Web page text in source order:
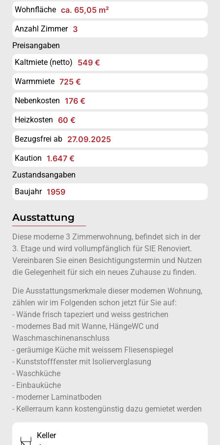
Wohnfläche ca. 65,05 m²
Anzahl Zimmer 3
Preisangaben
Kaltmiete (netto)
549 €
Warmmiete 725 €
Nebenkosten 176 €
Heizkosten 60 €
Bezugsfrei ab 27.09.2025
Kaution 1.647 €
Zustandsangaben
Baujahr 1959
Ausstattung
Diese moderne 3 Zimmerwohnung, befindet sich in der
3. Etage und wird vollumpfänglich für SIE Renoviert.
Vereinbaren Sie einen Besichtigungstermin und Nutzen
die Gelegenheit für sich ein neues Zuhause zu finden.
Die Ausstattungsmerkmale dieser modernen Wohnung,
zählen wir im Folgenden schon jetzt für Sie auf:
- Wände frisch tapeziert und weiss gestrichen
- modernes Bad mit Wanne, HängeWC und
Waschmaschinenanschluss
- geräumige Küche mit weissem Fliesenspiegel
- Kunststofffenster mit Isolierverglasung
- Waschküche
- Einbauküche
- moderner Laminatboden
- Kellerraum kann kostengünstig dazu gemietet werden
Keller